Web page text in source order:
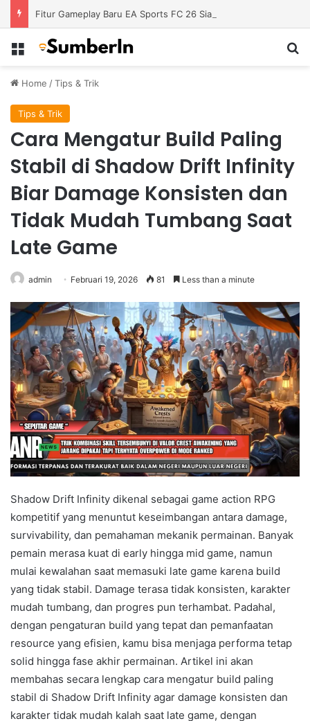
Menu
Home /Tips & Trik
Tips & Trik
Cara Mengatur Build Paling
Stabil di Shadow Drift Infinity
Biar Damage Konsisten dan
Tidak Mudah Tumbang Saat
Late Game
admin Februari 19, 2026 81 Less than a minute
Shadow Drift Infinity dikenal sebagai game action RPG
kompetitif yang menuntut keseimbangan antara damage,
survivability, dan pemahaman mekanik permainan. Banyak
pemain merasa kuat di early hingga mid game, namun
mulai kewalahan saat memasuki late game karena build
yang tidak stabil. Damage terasa tidak konsisten, karakter
mudah tumbang, dan progres pun terhambat. Padahal,
dengan pengaturan build yang tepat dan pemanfaatan
resource yang efisien, kamu bisa menjaga performa tetap
solid hingga fase akhir permainan. Artikel ini akan
membahas secara lengkap cara mengatur build paling
stabil di Shadow Drift Infinity agar damage konsisten dan
karakter tidak mudah kalah saat late game, dengan